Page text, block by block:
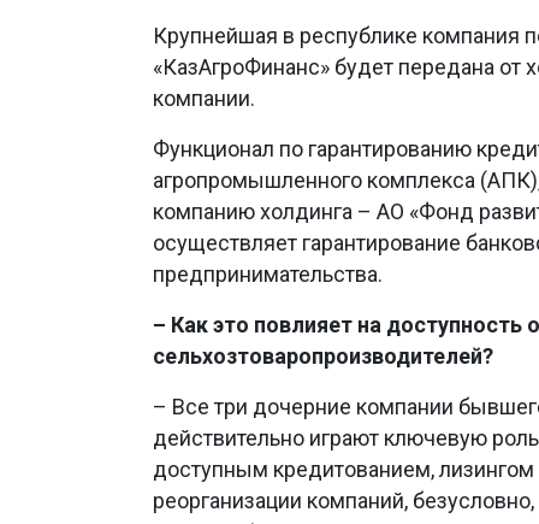
Крупнейшая в республике компания
«КазАгроФинанс» будет передана от
компании.
Функционал по гарантированию
агропромышленного комплекса
компанию холдинга – АО «Фонд
осуществляет гарантирование
предпринимательства.
– Как это повлияет на
сельхозтоваропроизводителей?
– Все три дочерние компании
действительно играют ключевую
доступным кредитованием,
реорганизации компаний,